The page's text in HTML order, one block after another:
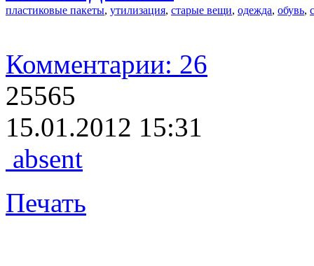
пластиковые пакеты, утилизация, старые вещи, одежда, обувь,
Комментарии: 26
25565
15.01.2012 15:31
absent
Печать